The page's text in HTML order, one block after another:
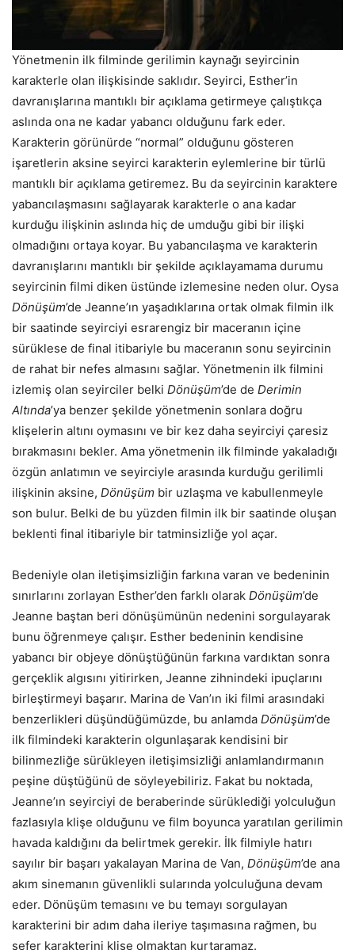
Yönetmenin ilk filminde gerilimin kaynağı seyircinin
karakterle olan ilişkisinde saklıdır. Seyirci, Esther’in
davranışlarına mantıklı bir açıklama getirmeye çalıştıkça
aslında ona ne kadar yabancı olduğunu fark eder.
Karakterin görünürde “normal” olduğunu gösteren
işaretlerin aksine seyirci karakterin eylemlerine bir türlü
mantıklı bir açıklama getiremez. Bu da seyircinin karaktere
yabancılaşmasını sağlayarak karakterle o ana kadar
kurduğu ilişkinin aslında hiç de umduğu gibi bir ilişki
olmadığını ortaya koyar. Bu yabancılaşma ve karakterin
davranışlarını mantıklı bir şekilde açıklayamama durumu
seyircinin filmi diken üstünde izlemesine neden olur. Oysa
Dönüşüm’de Jeanne’ın yaşadıklarına ortak olmak filmin ilk
bir saatinde seyirciyi esrarengiz bir maceranın içine
sürüklese de final itibariyle bu maceranın sonu seyircinin
de rahat bir nefes almasını sağlar. Yönetmenin ilk filmini
izlemiş olan seyirciler belki Dönüşüm’de de Derimin
Altında’ya benzer şekilde yönetmenin sonlara doğru
klişelerin altını oymasını ve bir kez daha seyirciyi çaresiz
bırakmasını bekler. Ama yönetmenin ilk filminde yakaladığı
özgün anlatımın ve seyirciyle arasında kurduğu gerilimli
ilişkinin aksine, Dönüşüm bir uzlaşma ve kabullenmeyle
son bulur. Belki de bu yüzden filmin ilk bir saatinde oluşan
beklenti final itibariyle bir tatminsizliğe yol açar.
Bedeniyle olan iletişimsizliğin farkına varan ve bedeninin
sınırlarını zorlayan Esther’den farklı olarak Dönüşüm’de
Jeanne baştan beri dönüşümünün nedenini sorgulayarak
bunu öğrenmeye çalışır. Esther bedeninin kendisine
yabancı bir objeye dönüştüğünün farkına vardıktan sonra
gerçeklik algısını yitirirken, Jeanne zihnindeki ipuçlarını
birleştirmeyi başarır. Marina de Van’ın iki filmi arasındaki
benzerlikleri düşündüğümüzde, bu anlamda Dönüşüm’de
ilk filmindeki karakterin olgunlaşarak kendisini bir
bilinmezliğe sürükleyen iletişimsizliği anlamlandırmanın
peşine düştüğünü de söyleyebiliriz. Fakat bu noktada,
Jeanne’ın seyirciyi de beraberinde sürüklediği yolculuğun
fazlasıyla klişe olduğunu ve film boyunca yaratılan gerilimin
havada kaldığını da belirtmek gerekir. İlk filmiyle hatırı
sayılır bir başarı yakalayan Marina de Van, Dönüşüm’de ana
akım sinemanın güvenlikli sularında yolculuğuna devam
eder. Dönüşüm temasını ve bu temayı sorgulayan
karakterini bir adım daha ileriye taşımasına rağmen, bu
sefer karakterini klişe olmaktan kurtaramaz.